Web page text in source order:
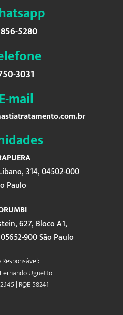
5280
3031
mail
314, 04502-000
Paulo
627, Bloco A1,
900 São Paulo
Uguetto
| RQE 58241